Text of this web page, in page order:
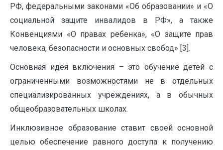
РФ, федеральными законами «Об образовании» и «О
социальной защите инвалидов в РФ», а также
Конвенциями «О правах ребенка», «О защите прав
человека, безопасности и основных свобод» [3].
Основная идея включения – это обучение детей с
ограниченными возможностями не в отдельных
специализированных учреждениях, а в обычных
общеобразовательных школах.
Инклюзивное образование ставит своей основной
целью обеспечение равного доступа к получению